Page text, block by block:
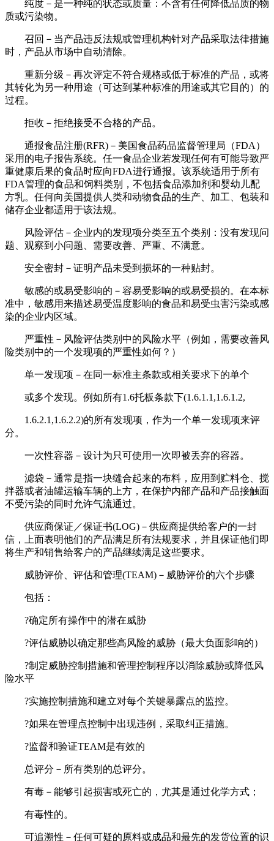
纯度－是一种纯的状态或质量：不含有任何降低品质的物
质或污染物。
召回－当产品违反法规或管理机构针对产品采取法律措施
时，产品从市场中自动清除。
重新分级－再次评定不符合规格或低于标准的产品，或将
其转化为另一种用途（可达到某种标准的用途或其它目的）的
过程。
拒收－拒绝接受不合格的产品。
通报食品注册(RFR)－美国食品药品监督管理局（FDA）
采用的电子报告系统。任一食品企业若发现任何有可能导致严
重健康后果的食品时应向FDA进行通报。该系统适用于所有
FDA管理的食品和饲料类别，不包括食品添加剂和婴幼儿配
方乳。任何向美国提供人类和动物食品的生产、加工、包装和
储存企业都适用于该法规。
风险评估－企业内的发现项分类至五个类别：没有发现问
题、观察到小问题、需要改善、严重、不满意。
安全密封－证明产品未受到损坏的一种贴封。
敏感的或易受影响的－容易受影响的或易受损的。在本标
准中，敏感用来描述易受温度影响的食品和易受虫害污染或感
染的企业内区域。
严重性－风险评估类别中的风险水平（例如，需要改善风
险类别中的一个发现项的严重性如何？）
单一发现项－在同一标准主条款或相关要求下的单个
或多个发现。例如所有1.6托板条款下(1.6.1.1,1.6.1.2,
1.6.2.1,1.6.2.2)的所有发现项，作为一个单一发现项来评
分。
一次性容器－设计为只可使用一次即被丢弃的容器。
滤袋－通常是指一块缝合起来的布料，应用到贮料仓、搅
拌器或者油罐运输车辆的上方，在保护内部产品和产品接触面
不受污染的同时允许气流通过。
供应商保证／保证书(LOG)－供应商提供给客户的一封
信，上面表明他们的产品满足所有法规要求，并且保证他们即
将生产和销售给客户的产品继续满足这些要求。
威胁评价、评估和管理(TEAM)－威胁评价的六个步骤
包括：
?确定所有操作中的潜在威胁
?评估威胁以确定那些高风险的威胁（最大负面影响的）
?制定威胁控制措施和管理控制程序以消除威胁或降低风
险水平
?实施控制措施和建立对每个关键暴露点的监控。
?如果在管理点控制中出现违例，采取纠正措施。
?监督和验证TEAM是有效的
总评分－所有类别的总评分。
有毒－能够引起损害或死亡的，尤其是通过化学方式；
有毒性的。
可追溯性－任何可疑的原料或成品和最先的发货位置的识